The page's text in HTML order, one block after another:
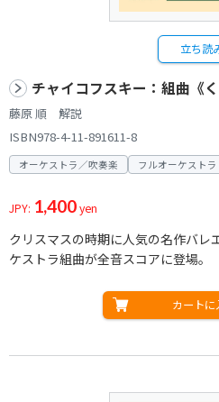
立ち読
チャイコフスキー：組曲《
藤原 順 解説
ISBN978-4-11-891611-8
オーケストラ／吹奏楽 フルオーケストラ
JPY: 1,400yen
クリスマスの時期に人気の名作バレ
ケストラ組曲が全音スコアに登場。
カートに